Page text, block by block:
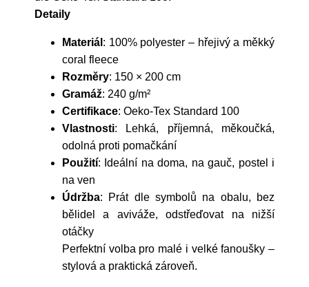
Detaily
Materiál : 100% polyester – hřejivý a měkký
coral fleece
Rozměry: 150 × 200 cm
Gramáž: 240 g/m²
Certifikace: Oeko-Tex Standard 100
Vlastnosti: Lehká, příjemná, měkoučká,
odolná proti pomačkání
Použití: Ideální na doma, na gauč, postel i
na ven
Údržba: Prát dle symbolů na obalu, bez
bělidel a aviváže, odstřeďovat na nižší
otáčky
Perfektní volba pro malé i velké fanoušky –
stylová a praktická zároveň.